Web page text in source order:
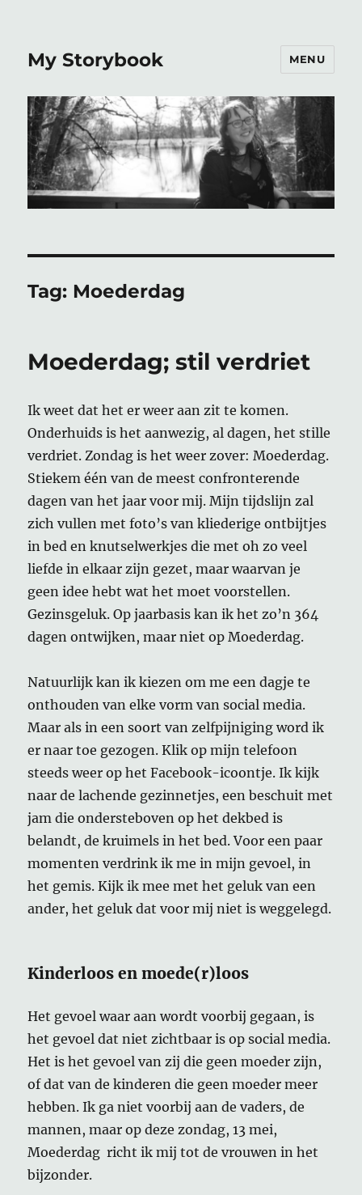
My Storybook MENU
Tag: Moederdag
Moederdag; stil verdriet
Ik weet dat het er weer aan zit te komen.
Onderhuids is het aanwezig, al dagen, het stille
verdriet. Zondag is het weer zover: Moederdag.
Stiekem één van de meest confronterende
dagen van het jaar voor mij. Mijn tijdslijn zal
zich vullen met foto’s van kliederige ontbijtjes
in bed en knutselwerkjes die met oh zo veel
liefde in elkaar zijn gezet, maar waarvan je
geen idee hebt wat het moet voorstellen.
Gezinsgeluk. Op jaarbasis kan ik het zo’n 364
dagen ontwijken, maar niet op Moederdag.
Natuurlijk kan ik kiezen om me een dagje te
onthouden van elke vorm van social media.
Maar als in een soort van zelfpijniging word ik
er naar toe gezogen. Klik op mijn telefoon
steeds weer op het Facebook-icoontje. Ik kijk
naar de lachende gezinnetjes, een beschuit met
jam die ondersteboven op het dekbed is
belandt, de kruimels in het bed. Voor een paar
momenten verdrink ik me in mijn gevoel, in
het gemis. Kijk ik mee met het geluk van een
ander, het geluk dat voor mij niet is weggelegd.
Kinderloos en moede(r)loos
Het gevoel waar aan wordt voorbij gegaan, is
het gevoel dat niet zichtbaar is op social media.
Het is het gevoel van zij die geen moeder zijn,
of dat van de kinderen die geen moeder meer
hebben. Ik ga niet voorbij aan de vaders, de
mannen, maar op deze zondag, 13 mei,
Moederdag richt ik mij tot de vrouwen in het
bijzonder.